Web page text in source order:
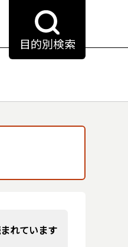
目的別検索
れています